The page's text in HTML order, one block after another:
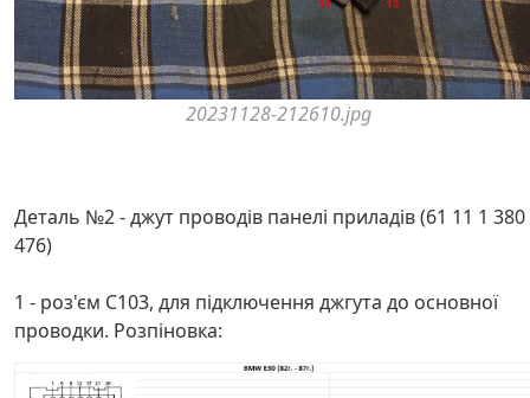
20231128-212610.jpg
Деталь №2 - джут проводів панелі приладів (61 11 1 380
476)
1 - роз'єм C103, для підключення джгута до основної
проводки. Розпіновка: